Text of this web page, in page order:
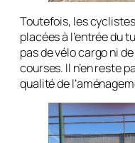
Toutefois, les
placées à l’entrée du
pas de vélo cargo ni
courses. Il n’en reste
qualité de